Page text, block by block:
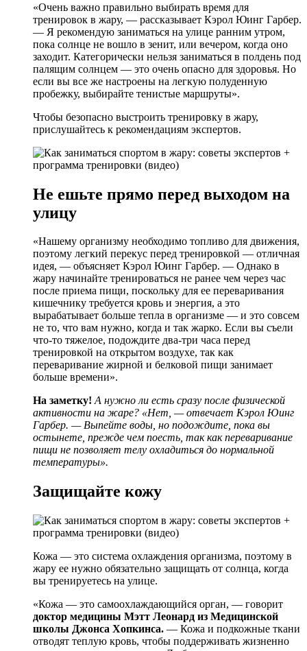
«Очень важно правильно выбирать время для
тренировок в жару, — рассказывает Кэрол Юинг Гарбер.
— Я рекомендую заниматься на улице ранним утром,
пока солнце не вошло в зенит, или вечером, когда оно
заходит. Категорически нельзя заниматься в полдень под
палящим солнцем — это очень опасно для здоровья. Но
если вы все же настроены на легкую полуденную
пробежку, выбирайте тенистые маршруты».
Чтобы безопасно выстроить тренировку в жару,
прислушайтесь к рекомендациям экспертов.
Не ешьте прямо перед выходом на
улицу
«Нашему организму необходимо топливо для движения,
поэтому легкий перекус перед тренировкой — отличная
идея, — объясняет Кэрол Юинг Гарбер. — Однако в
жару начинайте тренироваться не ранее чем через час
после приема пищи, поскольку для ее переваривания
кишечнику требуется кровь и энергия, а это
вырабатывает больше тепла в организме — и это совсем
не то, что вам нужно, когда и так жарко. Если вы съели
что-то тяжелое, подождите два-три часа перед
тренировкой на открытом воздухе, так как
переваривание жирной и белковой пищи занимает
больше времени».
На заметку! А нужно ли есть сразу после физической
активности на жаре? «Нет, — отвечает Кэрол Юинг
Гарбер. — Выпейте воды, но подождите, пока вы
остынете, прежде чем поесть, так как переваривание
пищи не позволяет телу охладиться до нормальной
температуры».
Защищайте кожу
Кожа — это система охлаждения организма, поэтому в
жару ее нужно обязательно защищать от солнца, когда
вы тренируетесь на улице.
«Кожа — это самоохлаждающийся орган, — говорит
доктор медицины Мэтт Леонард из Медицинской
школы Джонса Хопкинса. — Кожа и подкожные ткани
отводят теплую кровь, чтобы поддерживать жизненно